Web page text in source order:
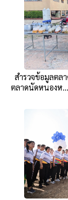
สำรวจข้อมูลต
ตลาดนัดหนองห...